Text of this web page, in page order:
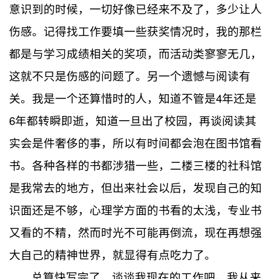
意识到的时候，一切好像已经来不及了，多少让人
伤感。记得找工作要填一些获奖情况时，我的那栏
都是与学习成绩相关的奖项，而活动类寥寥无几，
这就不只是伤感的问题了。另一个遗憾与阅读有
关。我是一个还算惜时的人，知道不管是4年还是
6年都转瞬即逝，知道一旦出了校园，再谈阅读其
实会是件奢侈的事，所以有时间都会泡在图书馆看
书。各种各样的书都涉猎一些，二楼三楼的社科馆
是我常去的地方，但出来社会以后，发现自己的知
识面还是不够，心理学方面的书看的太浅，专业书
又看的不精，然而时光不可能再倒流，现在再想强
大自己的精神世界，就显得有点吃力了。